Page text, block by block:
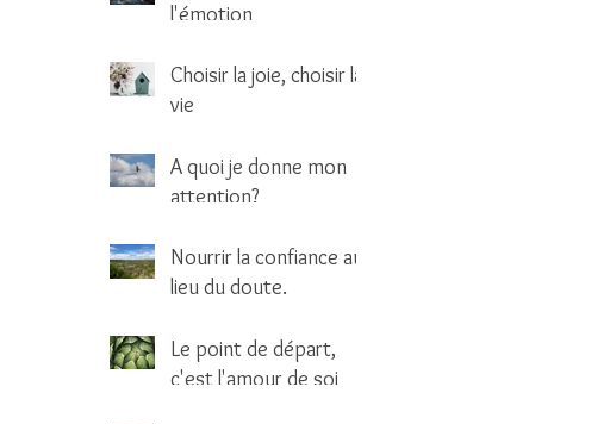
l'émotion
Choisir la joie, choisir la
vie
A quoi je donne mon
attention?
Nourrir la confiance au
lieu du doute.
Le point de départ,
c'est l'amour de soi